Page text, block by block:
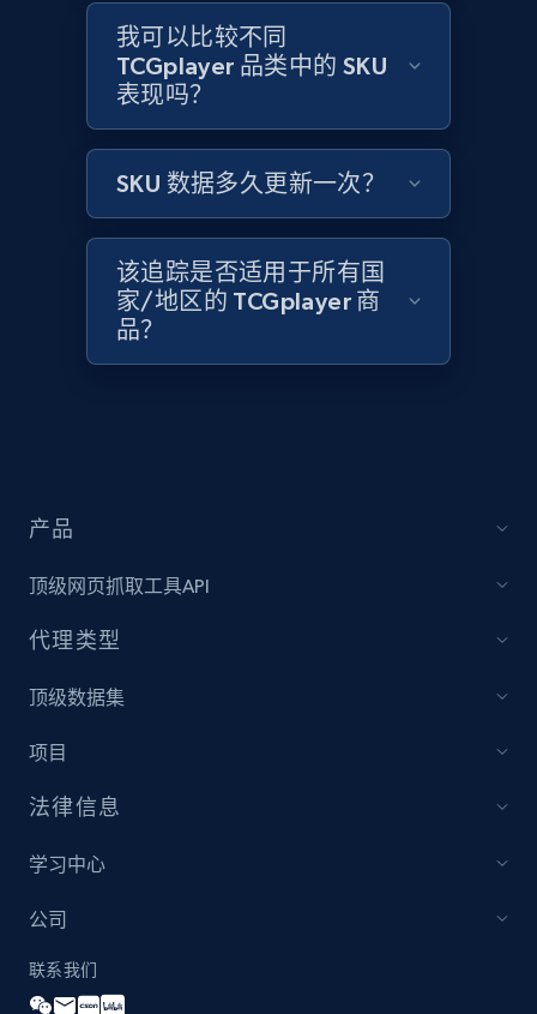
URL, Domain, Country code, Model number,
Sku, Product id, Product name, Manufacturer,
and more.
2.1K+ 353+ 立即开始
Home Depot US - Discover products by
specified URL
URL, Domain, Country code, Model number,
Sku, Product id, Product name, Manufacturer,
and more.
specified UPC
Sku, Product id, Product name, Manufacturer,
Home Depot US - Discovery products by
URL, Domain, Country code, Model number,
and more.
我可以比较不同
TCGplayer 品类中的 SKU
表现吗？
SKU 数据多久更新一次？
该追踪是否适用于所有国
家/地区的 TCGplayer 商
品？
产品
顶级网页抓取工具API
代理类型
顶级数据集
项目
法律信息
学习中心
公司
联系我们